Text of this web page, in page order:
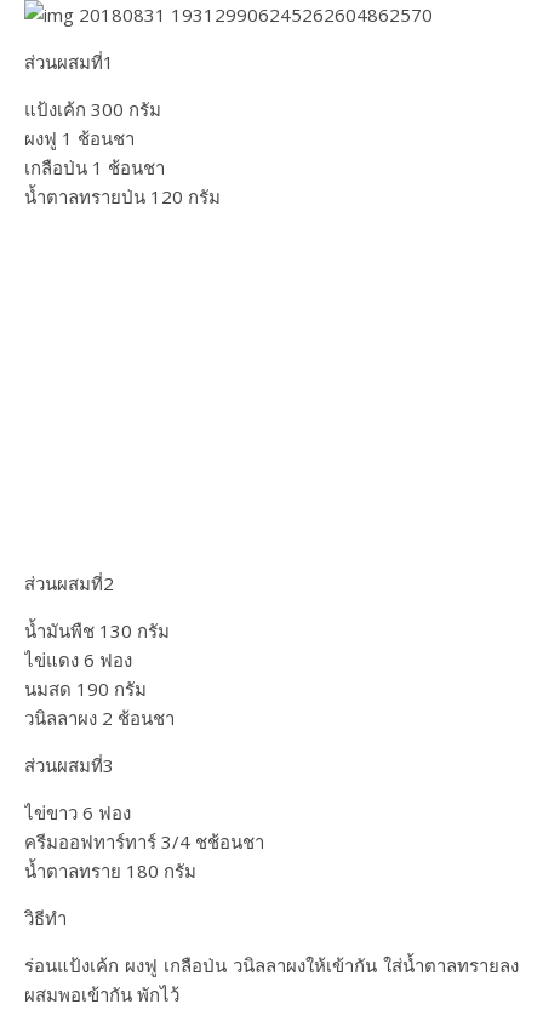
ส่วนผสมที่1
แป้งเค้ก 300 กรัม
ผงฟู 1 ช้อนชา
เกลือป่น 1 ช้อนชา
น้ำตาลทรายป่น 120 กรัม
ส่วนผสมที่2
น้ำมันพืช 130 กรัม
ไข่แดง 6 ฟอง
นมสด 190 กรัม
วนิลลาผง 2 ช้อนชา
ส่วนผสมที่3
ไข่ขาว 6 ฟอง
ครีมออฟทาร์ทาร์ 3/4 ชช้อนชา
น้ำตาลทราย 180 กรัม
วิธีทำ
ร่อนแป้งเค้ก ผงฟู เกลือป่น วนิลลาผงให้เข้ากัน ใส่น้ำตาลทรายลง
ผสมพอเข้ากัน พักไว้